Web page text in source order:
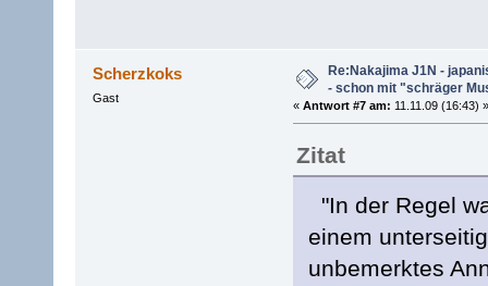
Scherzkoks
Gast
Re:Nakajima J1N -
- schon mit "schräger
« Antwort #7 am: 11.11.09 (16:43) »
Zitat
"In der Regel
einem
unbemerktes